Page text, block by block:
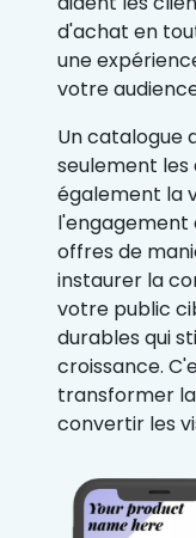
d'achat en
une
votre
Un catalogue
seulement les
également la
l'engagement
offres de
instaurer la
votre public
durables qui
croissance.
transformer
convertir les